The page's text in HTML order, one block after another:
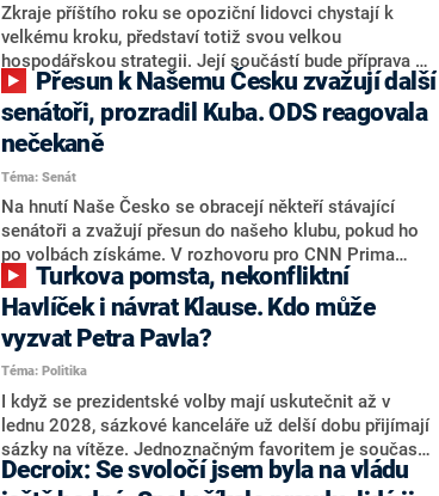
Zkraje příštího roku se opoziční lidovci chystají k
velkému kroku, představí totiž svou velkou
hospodářskou strategii. Její součástí bude příprava na
stárnutí populace, řekl ve středu na setkání s novináři
nový předseda lidovců Jan Grolich. Ten zároveň v
senátních volbách kandiduje ve Vyškově. Popsal i
aktivitu opozice, o níž vládní strany nebo političtí
komentátoři mluví jako o slabé a v defenzivě. „Je to
úmorná práce upozorňovat na chyby vlády. Ministři s
námi navíc nechodí do debat. Chceme ale ukazovat
svoje témata,“ odpověděl Grolich na dotaz CNN Prima
NEWS.
senátoři, prozradil Kuba. ODS reagovala
nečekaně
Téma: Senát
Na hnutí Naše Česko se obracejí někteří stávající
senátoři a zvažují přesun do našeho klubu, pokud ho
po volbách získáme. V rozhovoru pro CNN Prima
NEWS to řekl zakladatel hnutí a jihočeský hejtman
Martin Kuba. Konkrétní nebyl, ale získat by takto mohl
například senátora Zdeňka Hrabu, který je dnes
součástí klubu ODS a TOP 09. Hraba to na dotaz
redakce nevyloučil. Předseda klubu senátorů ODS
Zdeněk Nytra redakci řekl, že počítá s odchodem
některých senátorů z klubu a že Naše Česko není
nepřítel, ale soupeř.
Havlíček i návrat Klause. Kdo může
vyzvat Petra Pavla?
Téma: Politika
I když se prezidentské volby mají uskutečnit až v
lednu 2028, sázkové kanceláře už delší dobu přijímají
sázky na vítěze. Jednoznačným favoritem je současná
hlava státu Petr Pavel. Daleko za ním pak bookmakeři
Decroix: Se svoločí jsem byla na vládu